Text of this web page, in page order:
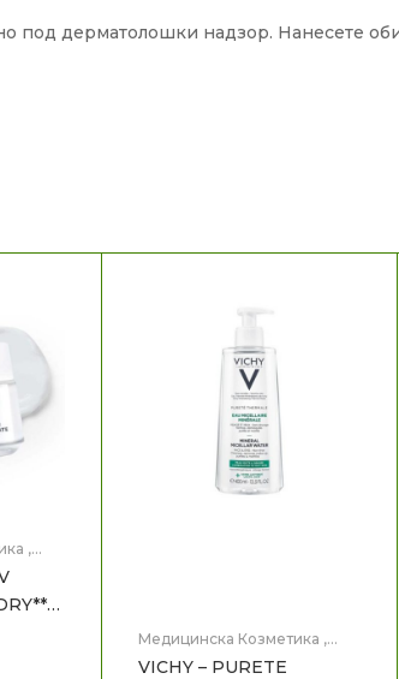
под дерматолошки надзор. Нанесете
,
Медицинска Козметика ,
VICHY – PURETE